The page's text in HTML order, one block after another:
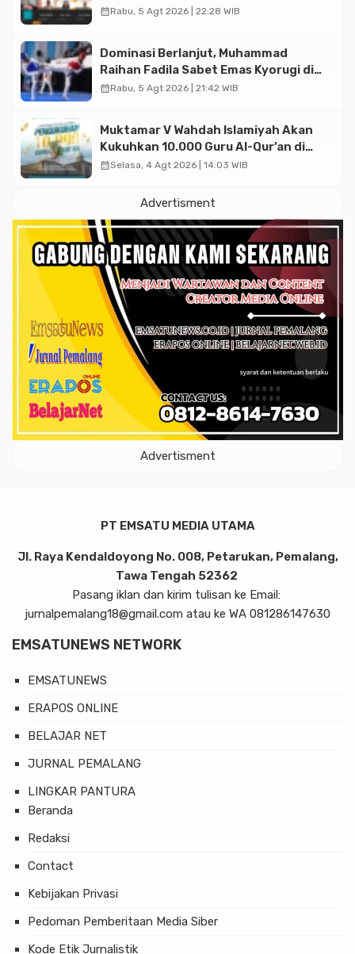
Diskusi Paramadina
calendar_monthRabu, 5 Agt 2026 | 22:28 WIB
Dominasi Berlanjut, Muhammad
Raihan Fadila Sabet Emas Kyorugi di
Asian Taekwondo Indonesia Open
calendar_monthRabu, 5 Agt 2026 | 21:42 WIB
Muktamar V Wahdah Islamiyah Akan
Kukuhkan 10.000 Guru Al-Qur’an di
Masjid Istiqlal
calendar_monthSelasa, 4 Agt 2026 | 14:03 WIB
Advertisment
Advertisment
PT EMSATU MEDIA UTAMA
Jl. Raya Kendaldoyong No. 008, Petarukan, Pemalang,
Tawa Tengah 52362
Pasang iklan dan kirim tulisan ke Email:
jurnalpemalang18@gmail.com atau ke WA 081286147630
EMSATUNEWS NETWORK
EMSATUNEWS
ERAPOS ONLINE
BELAJAR NET
JURNAL PEMALANG
LINGKAR PANTURA
Beranda
Redaksi
Contact
Kebijakan Privasi
Pedoman Pemberitaan Media Siber
Kode Etik Jurnalistik